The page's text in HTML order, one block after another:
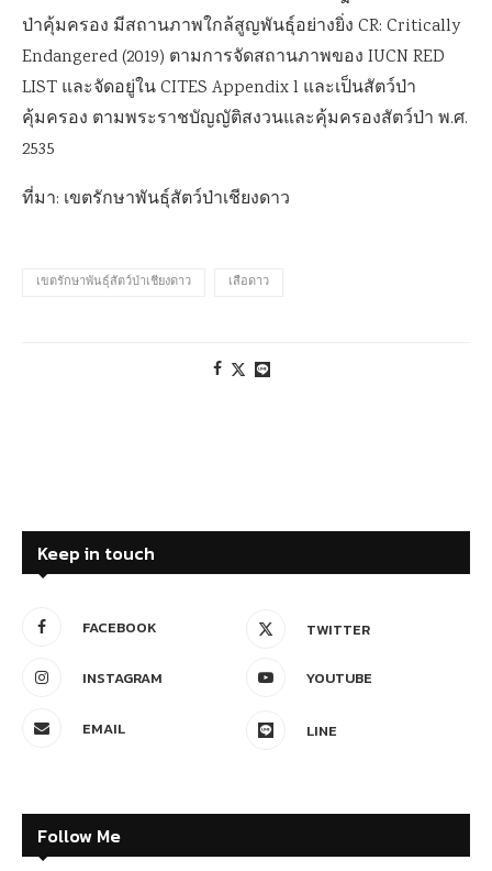
ป่าคุ้มครอง มีสถานภาพใกล้สูญพันธุ์อย่างยิ่ง CR: Critically
Endangered (2019) ตามการจัดสถานภาพของ IUCN RED
LIST และจัดอยู่ใน CITES Appendix l และเป็นสัตว์ป่า
คุ้มครอง ตามพระราชบัญญัติสงวนและคุ้มครองสัตว์ป่า พ.ศ.
2535
ที่มา: เขตรักษาพันธุ์สัตว์ป่าเชียงดาว
เขตรักษาพันธุ์สัตว์ป่าเชียงดาว เสือดาว
Keep in touch
FACEBOOK TWITTER
INSTAGRAM YOUTUBE
EMAIL LINE
Follow Me